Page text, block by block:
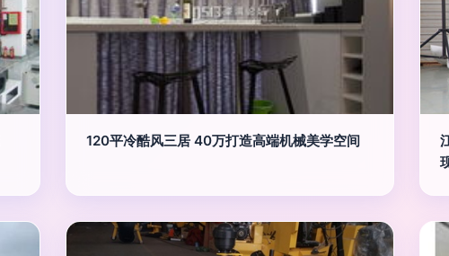
120平冷酷风三居 40万打造高端机械美学空间